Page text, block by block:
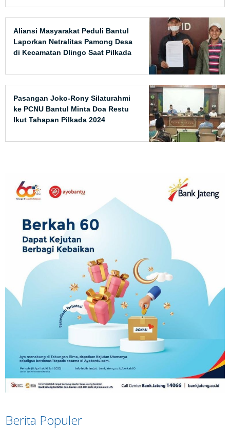
Aliansi Masyarakat Peduli Bantul
Laporkan Netralitas Pamong Desa
di Kecamatan Dlingo Saat Pilkada
Pasangan Joko-Rony Silaturahmi
ke PCNU Bantul Minta Doa Restu
Ikut Tahapan Pilkada 2024
Berita Populer